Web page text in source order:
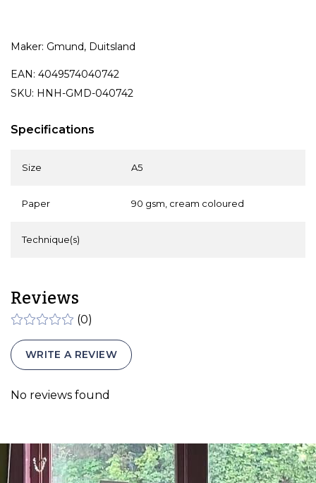
Maker: Gmund, Duitsland
EAN: 4049574040742
SKU: HNH-GMD-040742
Specifications
Size A5
Paper 90 gsm, cream coloured
Technique(s)
Reviews
(0)
WRITE A REVIEW
No reviews found